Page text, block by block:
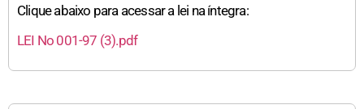
Clique abaixo para acessar a lei na íntegra:
LEI No 001-97 (3).pdf